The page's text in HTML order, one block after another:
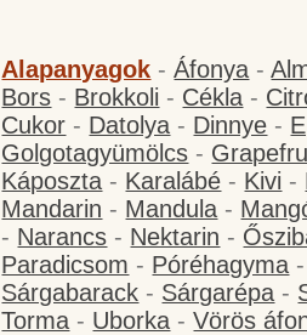
Alapanyagok -Áfonya -
Bors - Brokkoli - Cékla -
Cukor - Datolya - Dinnye -
Golgotagyümölcs -
Káposzta - Karalábé - Kivi -
Mandarin - Mandula -
- Narancs - Nektarin -
Paradicsom - Póréhagyma
Sárgabarack - Sárgarépa -
Torma - Uborka -Vörös